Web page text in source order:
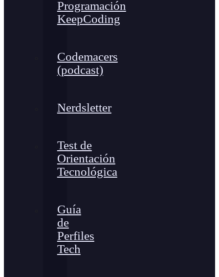
Programación
KeepCoding
Codemacers
(podcast)
Nerdsletter
Test de
Orientación
Tecnológica
Guía
de
Perfiles
Tech